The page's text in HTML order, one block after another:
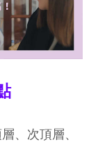
、次頂層、